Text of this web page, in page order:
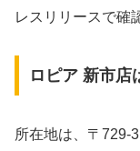
レスリリースで確
ロピア 新市店
所在地は、〒729-